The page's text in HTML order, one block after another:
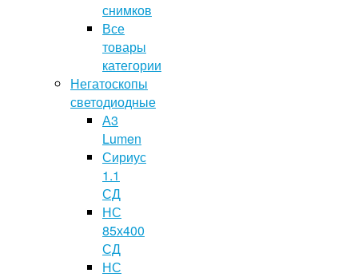
снимков
Все
товары
категории
Негатоскопы
светодиодные
А3
Lumen
Сириус
1.1
СД
НС
85х400
СД
НС